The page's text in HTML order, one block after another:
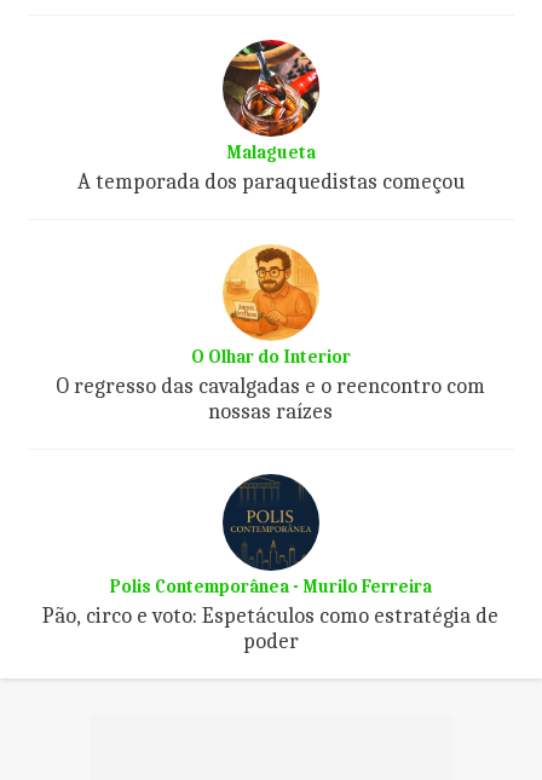
Malagueta
A temporada dos paraquedistas começou
O Olhar do Interior
O regresso das cavalgadas e o reencontro com
nossas raízes
Polis Contemporânea - Murilo Ferreira
Pão, circo e voto: Espetáculos como estratégia de
poder